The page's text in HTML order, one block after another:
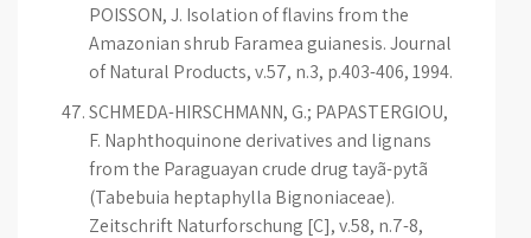
POISSON, J. Isolation of flavins from the
Amazonian shrub Faramea guianesis. Journal
of Natural Products, v.57, n.3, p.403-406, 1994.
SCHMEDA-HIRSCHMANN, G.; PAPASTERGIOU,
F. Naphthoquinone derivatives and lignans
from the Paraguayan crude drug tayã-pytã
(Tabebuia heptaphylla Bignoniaceae).
Zeitschrift Naturforschung [C], v.58, n.7-8,